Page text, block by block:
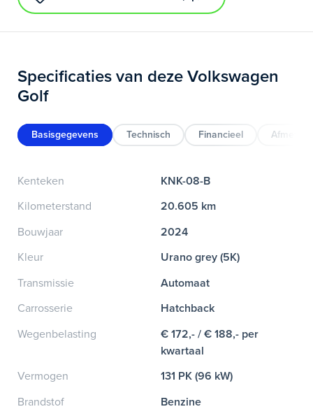
Specificaties van deze Volkswagen
Golf
Basisgegevens Technisch Financieel
Kenteken
KNK-08-B
Kilometerstand
20.605 km
Bouwjaar
2024
Kleur
Urano grey (5K)
Transmissie
Automaat
Carrosserie
Hatchback
Wegenbelasting
€ 172,- / € 188,- per
kwartaal
Vermogen
131 PK (96 kW)
Brandstof
Benzine